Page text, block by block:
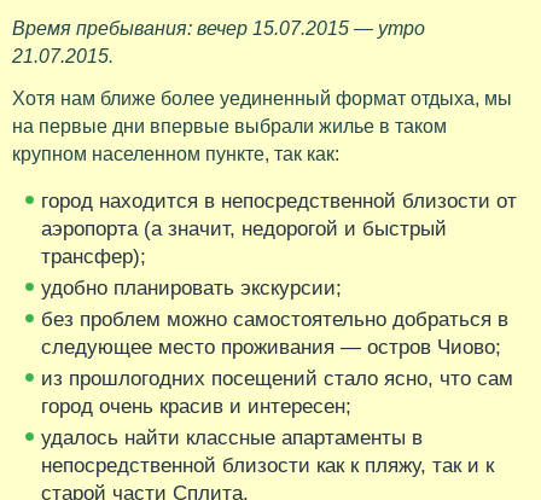
Время пребывания: вечер 15.07.2015 — утро
21.07.2015.
Хотя нам ближе более уединенный формат отдыха, мы
на первые дни впервые выбрали жилье в таком
крупном населенном пункте, так как:
город находится в непосредственной близости от
аэропорта (а значит, недорогой и быстрый
трансфер);
удобно планировать экскурсии;
без проблем можно самостоятельно добраться в
следующее место проживания — остров Чиово;
из прошлогодних посещений стало ясно, что сам
город очень красив и интересен;
удалось найти классные апартаменты в
непосредственной близости как к пляжу, так и к
старой части Сплита.